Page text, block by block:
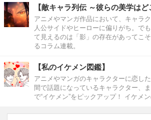
【敵キャラ列伝 ～彼らの美学はど
アニメやマンガ作品において、キャラ
人公サイドやヒーローに偏りがち。で
て見えるのは「影」の存在があってこ
るコラム連載。
【私のイケメン図鑑】
アニメやマンガのキャラクターに恋し
間で話題になっているキャラクター、
で“イケメン”をピックアップ！ イケメ